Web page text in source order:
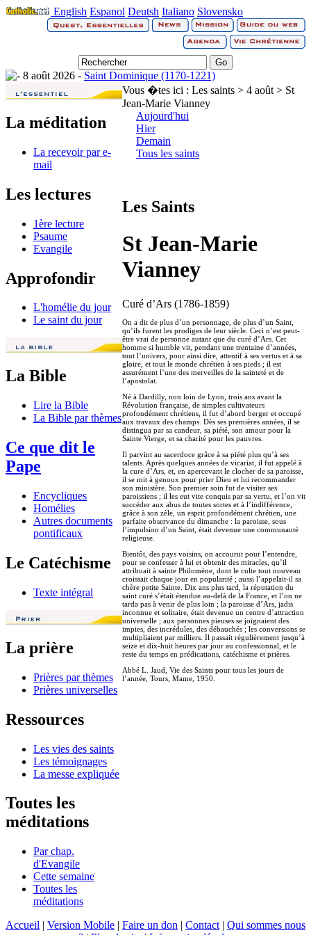
English Espanol Deutsh Italiano Slovensko
8 août 2026 - Saint Dominique (1170-1221)
La méditation
La recevoir par e-
mail
Les lectures
1ère lecture
Psaume
Evangile
Approfondir
L'homélie du jour
Le saint du jour
La Bible
Lire la Bible
La Bible par thèmes
Ce que dit le
Pape
Encycliques
Homélies
Autres documents
pontificaux
Le Catéchisme
Texte intégral
La prière
Prières par thèmes
Prières universelles
Ressources
Les vies des saints
Les témoignages
La messe expliquée
Toutes les
méditations
Par chap.
d'Evangile
Cette semaine
Toutes les
méditations
Vous �tes ici : Les saints > 4 août > St
Jean-Marie Vianney
Aujourd'hui
Hier
Demain
Tous les saints
Les Saints
St Jean-Marie
Vianney
Curé d’Ars (1786-1859)
On a dit de plus d’un personnage, de plus d’un Saint,
qu’ils furent les prodiges de leur siècle. Ceci n’est peut-
être vrai de personne autant que du curé d’Ars. Cet
homme si humble vit, pendant une trentaine d’années,
tout l’univers, pour ainsi dire, attentif à ses vertus et à sa
gloire, et tout le monde chrétien à ses pieds ; il est
assurément l’une des merveilles de la sainteté et de
l’apostolat.
Né à Dardilly, non loin de Lyon, trois ans avant la
Révolution française, de simples cultivateurs
profondément chrétiens, il fut d’abord berger et occupé
aux travaux des champs. Dès ses premières années, il se
distingua par sa candeur, sa piété, son amour pour la
Sainte Vierge, et sa charité pour les pauvres.
Il parvint au sacerdoce grâce à sa piété plus qu’à ses
talents. Après quelques années de vicariat, il fut appelé à
la cure d’Ars, et, en apercevant le clocher de sa paroisse,
il se mit à genoux pour prier Dieu et lui recommander
son ministère. Son premier soin fut de visiter ses
paroissiens ; il les eut vite conquis par sa vertu, et l’on vit
succéder aux abus de toutes sortes et à l’indifférence,
grâce à son zèle, un esprit profondément chrétien, une
parfaite observance du dimanche : la paroisse, sous
l’impulsion d’un Saint, était devenue une communauté
religieuse.
Bientôt, des pays voisins, on accourut pour l’entendre,
pour se confesser à lui et obtenir des miracles, qu’il
attribuait à sainte Philomène, dont le culte tout nouveau
croissait chaque jour en popularité ; aussi l’appelait-il sa
chère petite Sainte. Dix ans plus tard, la réputation du
saint curé s’était étendue au-delà de la France, et l’on ne
tarda pas à venir de plus loin ; la paroisse d’Ars, jadis
inconnue et solitaire, était devenue un centre d’attraction
universelle ; aux personnes pieuses se joignaient des
impies, des incrédules, des débauchés ; les conversions se
multipliaient par milliers. Il passait régulièrement jusqu’à
seize et dix-huit heures par jour au confessionnal, et le
reste du temps en prédications, catéchisme et prières.
Abbé L. Jaud, Vie des Saints pour tous les jours de
l’année, Tours, Mame, 1950.
Accueil | Version Mobile | Faire un don | Contact | Qui sommes nous